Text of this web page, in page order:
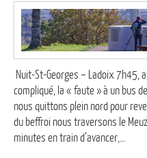
Nuit-St-Georges – Ladoix 7h45,
compliqué, la « faute » à un bus
nous quittons plein nord pour
du beffroi nous traversons le
minutes en train d’avancer,…